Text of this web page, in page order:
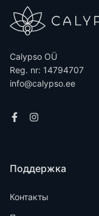
Calypso OÜ
Reg. nr: 14794707
info@calypso.ee
Поддержка
Контакты